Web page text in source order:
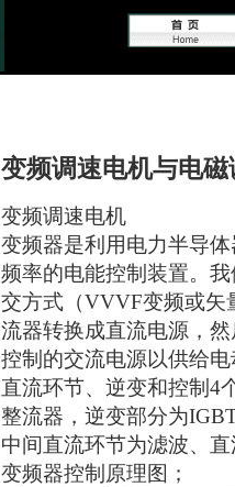
变频调速电机与电
变频调速电机
变频器是利用电力半导
频率的电能控制装置。
交方式（VVVF变频或矢
流器转换成直流电源，
控制的交流电源以供给
直流环节、逆变和控制4
整流器，逆变部分为
中间直流环节为滤波、
变频器控制原理图；